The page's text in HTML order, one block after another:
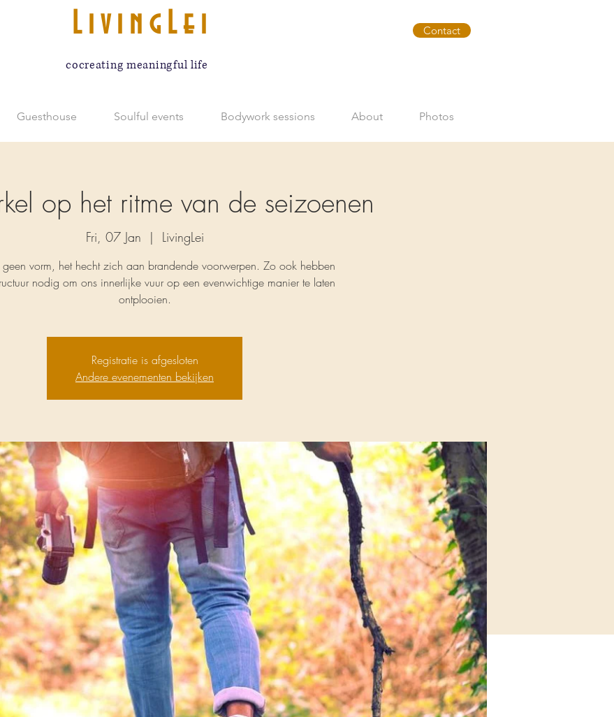
LivingLei
cocreating meaningful life
Contact
Guesthouse Soulful events Bodywork sessions About Photos
op het ritme van de seizoenen
Fri, 07 Jan
  |
LivingLei
geen vorm, het hecht zich aan brandende voorwerpen. Zo ook hebben
nodig om ons innerlijke vuur op een evenwichtige manier te laten
ontplooien.
Registratie is afgesloten
Andere evenementen bekijken